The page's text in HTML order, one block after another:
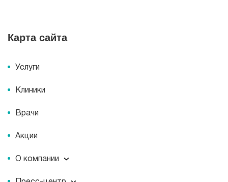
Карта сайта
Услуги
Клиники
Врачи
Акции
О компании
О компании